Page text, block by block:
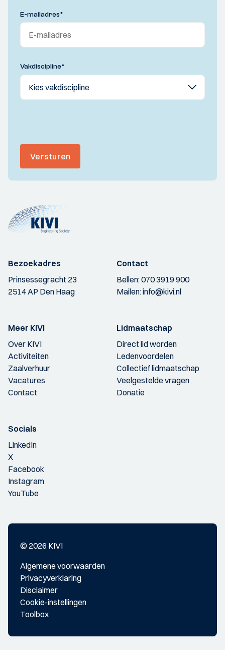
E-mailadres*
Vakdiscipline*
Versturen
Bezoekadres
Prinsessegracht 23
2514 AP Den Haag
Contact
Bellen:070 3919 900
Mailen:info@kivi.nl
Meer KIVI
Over KIVI
Activiteiten
Zaalverhuur
Vacatures
Contact
Lidmaatschap
Direct lid worden
Ledenvoordelen
Collectief lidmaatschap
Veelgestelde vragen
Donatie
Socials
LinkedIn
X
Facebook
Instagram
YouTube
© 2026 KIVI
Algemene voorwaarden
Privacyverklaring
Disclaimer
Cookie-instellingen
Toolbox